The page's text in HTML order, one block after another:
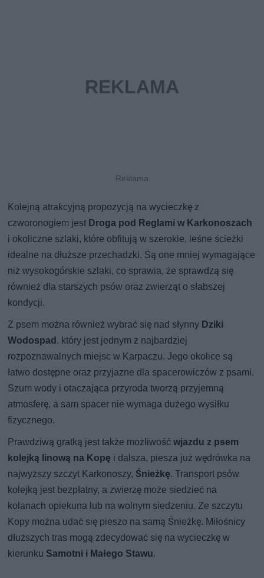
Kolejną atrakcyjną propozycją na wycieczkę z
czworonogiem jest Droga pod Reglami w Karkonoszach
i okoliczne szlaki, które obfitują w szerokie, leśne ścieżki
idealne na dłuższe przechadzki. Są one mniej wymagające
niż wysokogórskie szlaki, co sprawia, że sprawdzą się
również dla starszych psów oraz zwierząt o słabszej
kondycji.
Z psem można również wybrać się nad słynny Dziki
Wodospad, który jest jednym z najbardziej
rozpoznawalnych miejsc w Karpaczu. Jego okolice są
łatwo dostępne oraz przyjazne dla spacerowiczów z psami.
Szum wody i otaczająca przyroda tworzą przyjemną
atmosferę, a sam spacer nie wymaga dużego wysiłku
fizycznego.
Prawdziwą gratką jest także możliwośćwjazdu z psem
kolejką linową na Kopę i dalsza, piesza już wędrówka na
najwyższy szczyt Karkonoszy, Śnieżkę. Transport psów
kolejką jest bezpłatny, a zwierzę może siedzieć na
kolanach opiekuna lub na wolnym siedzeniu. Ze szczytu
Kopy można udać się pieszo na samą Śnieżkę. Miłośnicy
dłuższych tras mogą zdecydować się na wycieczkę w
kierunku Samotni i Małego Stawu.